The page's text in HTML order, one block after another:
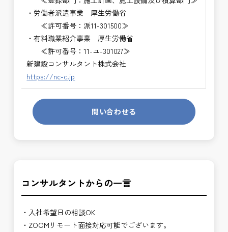
・労働者派遣事業 厚生労働省
≪許可番号：派11-301500≫
・有料職業紹介事業 厚生労働省
≪許可番号：11-ユ-301027≫
新建設コンサルタント株式会社
https://nc-c.jp
問い合わせる
コンサルタントからの一言
・入社希望日の相談OK
・ZOOMリモート面接対応可能でございます。